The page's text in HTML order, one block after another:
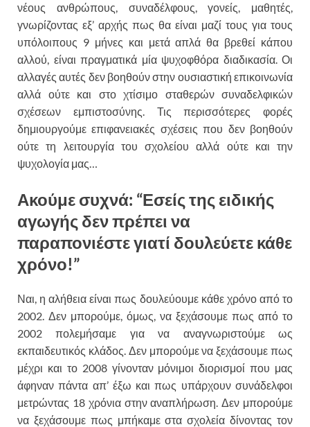
νέους ανθρώπους, συναδέλφους, γονείς, μαθητές,
γνωρίζοντας εξ’ αρχής πως θα είναι μαζί τους για τους
υπόλοιπους 9 μήνες και μετά απλά θα βρεθεί κάπου
αλλού, είναι πραγματικά μία ψυχοφθόρα διαδικασία. Οι
αλλαγές αυτές δεν βοηθούν στην ουσιαστική επικοινωνία
αλλά ούτε και στο χτίσιμο σταθερών συναδελφικών
σχέσεων εμπιστοσύνης. Τις περισσότερες φορές
δημιουργούμε επιφανειακές σχέσεις που δεν βοηθούν
ούτε τη λειτουργία του σχολείου αλλά ούτε και την
ψυχολογία μας…
Ακούμε συχνά: “Εσείς της ειδικής
αγωγής δεν πρέπει να
παραπονιέστε γιατί δουλεύετε κάθε
χρόνο!”
Ναι, η αλήθεια είναι πως δουλεύουμε κάθε χρόνο από το
2002. Δεν μπορούμε, όμως, να ξεχάσουμε πως από το
2002 πολεμήσαμε για να αναγνωριστούμε ως
εκπαιδευτικός κλάδος. Δεν μπορούμε να ξεχάσουμε πως
μέχρι και το 2008 γίνονταν μόνιμοι διορισμοί που μας
άφηναν πάντα απ’ έξω και πως υπάρχουν συνάδελφοι
μετρώντας 18 χρόνια στην αναπλήρωση. Δεν μπορούμε
να ξεχάσουμε πως μπήκαμε στα σχολεία δίνοντας τον